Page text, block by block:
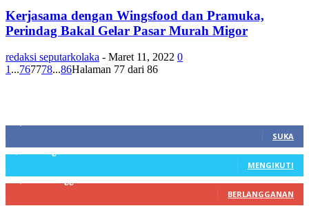
Kerjasama dengan Wingsfood dan Pramuka,
Perindag Bakal Gelar Pasar Murah Migor
redaksi seputarkolaka - Maret 11, 2022 0
1 ...767778...86Halaman 77 dari 86
SUKA
MENGIKUTI
BERLANGGANAN